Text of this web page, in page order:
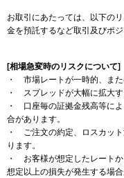
お取引にあたっては、以下の
金を預託するなど取引及びポ
[相場急変時のリスクについて]
・ 市場レートが一時的、また
・ スプレッドが大幅に拡大す
・ 口座毎の証拠金残高等に
合があります。
・ ご注文の約定、ロスカッ
ります。
・ お客様が想定したレートか
想定以上の損失が発生する場